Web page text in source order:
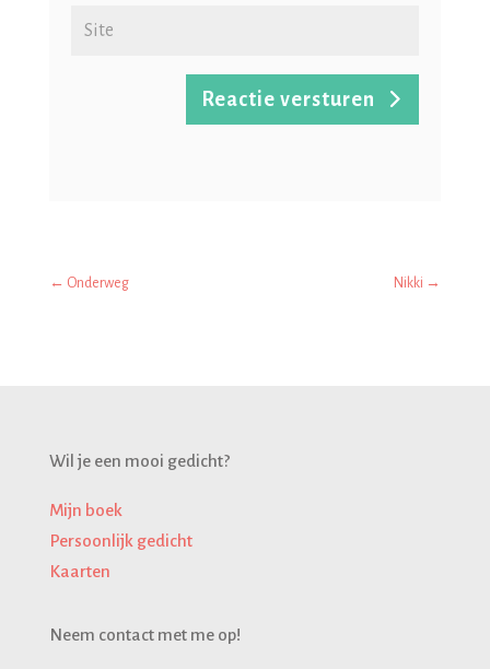
Reactie versturen
← Onderweg Nikki →
Wil je een mooi gedicht?
Mijn boek
Persoonlijk gedicht
Kaarten
Neem contact met me op!